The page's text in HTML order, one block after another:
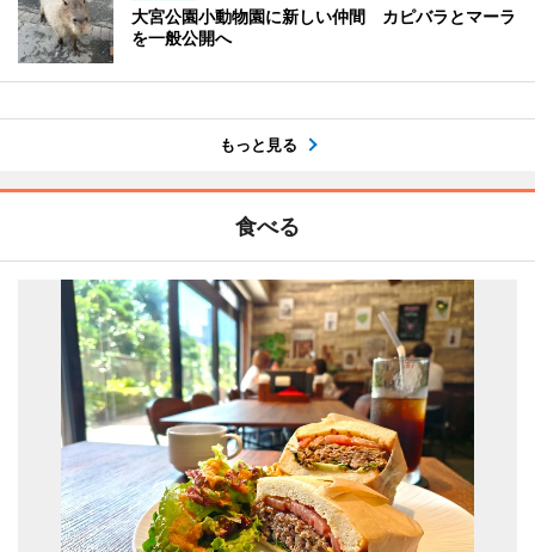
大宮公園小動物園に新しい仲間 カピバラとマーラ
を一般公開へ
もっと見る
食べる